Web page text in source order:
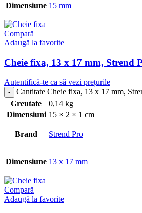
Dimensiune 15 mm
Compară
Adaugă la favorite
Cheie fixa, 13 x 17 mm, Strend
Autentifică-te ca să vezi prețurile
Cantitate Cheie fixa, 13 x 17 mm,
Greutate
0,14 kg
Dimensiuni 15 × 2 × 1 cm
Brand Strend Pro
Dimensiune 13 x 17 mm
Compară
Adaugă la favorite